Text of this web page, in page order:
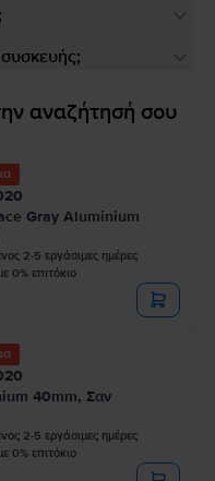
συσκευής;
αναζήτησή σου
Gray Aluminium
2-5 εργάσιμες ημέρες
0% επιτόκιο
40mm, Σαν
2-5 εργάσιμες ημέρες
0% επιτόκιο